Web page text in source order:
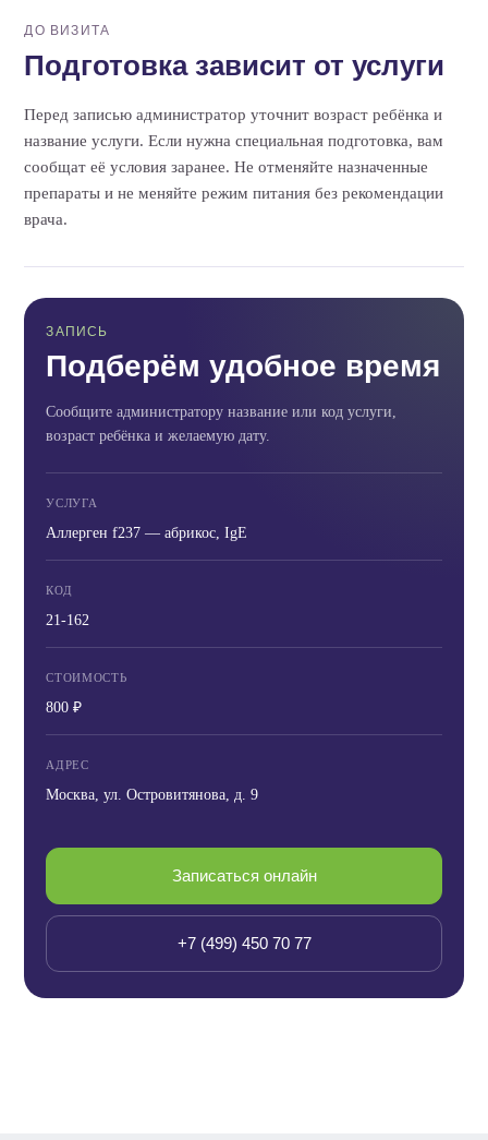
ДО ВИЗИТА
Подготовка зависит от услуги
Перед записью администратор уточнит возраст ребёнка и
название услуги. Если нужна специальная подготовка, вам
сообщат её условия заранее. Не отменяйте назначенные
препараты и не меняйте режим питания без рекомендации
врача.
ЗАПИСЬ
Подберём удобное время
Сообщите администратору название или код услуги,
возраст ребёнка и желаемую дату.
УСЛУГА
Аллерген f237 — абрикос, IgE
КОД
21-162
СТОИМОСТЬ
800 ₽
АДРЕС
Москва, ул. Островитянова, д. 9
Записаться онлайн
+7 (499) 450 70 77